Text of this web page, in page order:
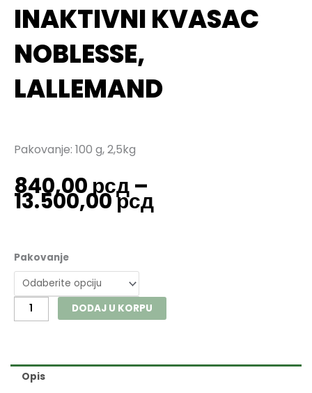
INAKTIVNI KVASAC
NOBLESSE,
LALLEMAND
Pakovanje: 100 g, 2,5kg
840,00рсд–
13.500,00рсдRaspon
cena:
Pakovanje
NOBLESSE,
Lallemand
količina
DODAJ U KORPU
Opis